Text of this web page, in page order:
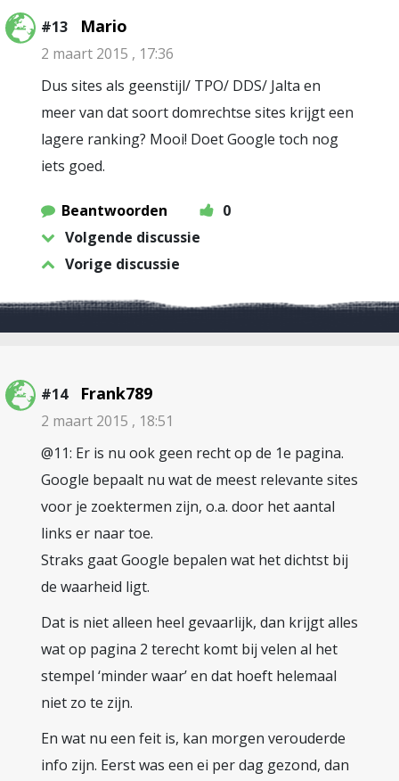
#13 Mario
2 maart 2015 , 17:36
Dus sites als geenstijl/ TPO/ DDS/ Jalta en
meer van dat soort domrechtse sites krijgt een
lagere ranking? Mooi! Doet Google toch nog
iets goed.
Beantwoorden
0
Volgende discussie
Vorige discussie
#14 Frank789
2 maart 2015 , 18:51
@11: Er is nu ook geen recht op de 1e pagina.
Google bepaalt nu wat de meest relevante sites
voor je zoektermen zijn, o.a. door het aantal
links er naar toe.
Straks gaat Google bepalen wat het dichtst bij
de waarheid ligt.
Dat is niet alleen heel gevaarlijk, dan krijgt alles
wat op pagina 2 terecht komt bij velen al het
stempel ‘minder waar’ en dat hoeft helemaal
niet zo te zijn.
En wat nu een feit is, kan morgen verouderde
info zijn. Eerst was een ei per dag gezond, dan